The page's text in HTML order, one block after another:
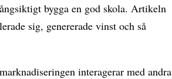
bygga en god skola. Artikeln
sig, genererade vinst och så
interagerar med andra